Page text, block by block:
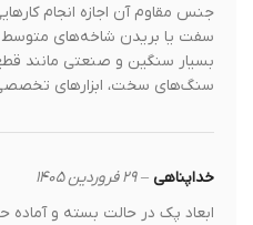
جنس مقاوم آن اجازه انجام کارهایی
سفت یا بریدن شاخه‌های متوسط را
بسیار سنگین و صنعتی مانند قطع
سنگ‌های سخت، ابزارهای
خداپناهی– ۲۹ فروردین ۱۴۰۵
ابعاد پک در حالت بسته و آماده حمل